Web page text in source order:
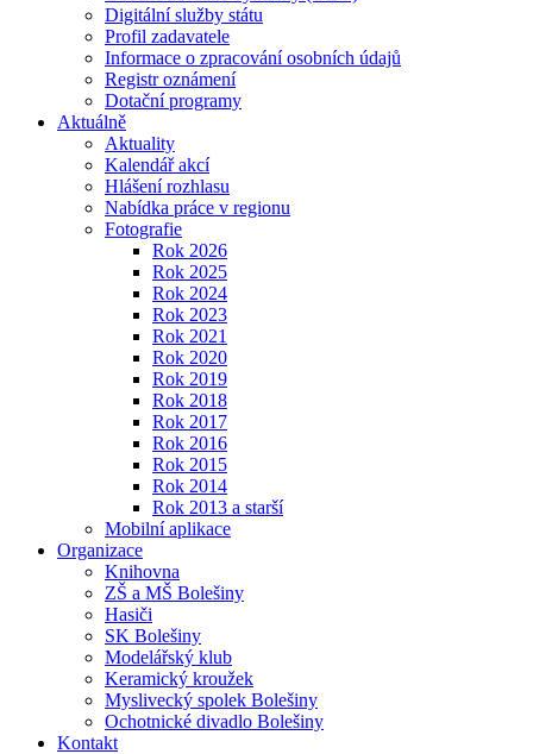
Digitální služby státu
Profil zadavatele
Informace o zpracování osobních údajů
Registr oznámení
Dotační programy
Aktuálně
Aktuality
Kalendář akcí
Hlášení rozhlasu
Nabídka práce v regionu
Fotografie
Rok 2026
Rok 2025
Rok 2024
Rok 2023
Rok 2021
Rok 2020
Rok 2019
Rok 2018
Rok 2017
Rok 2016
Rok 2015
Rok 2014
Rok 2013 a starší
Mobilní aplikace
Organizace
Knihovna
ZŠ a MŠ Bolešiny
Hasiči
SK Bolešiny
Modelářský klub
Keramický kroužek
Myslivecký spolek Bolešiny
Ochotnické divadlo Bolešiny
Kontakt